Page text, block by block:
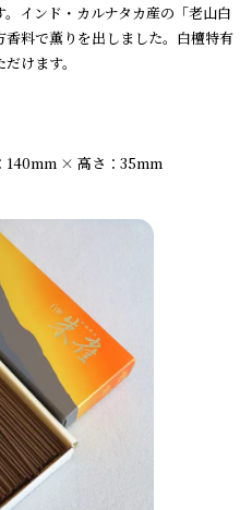
インド・カルナタカ産の「老山白
料で薫りを出しました。白檀特有
けます。
140mm × 高さ：35mm